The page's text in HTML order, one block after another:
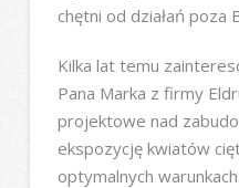
chętni od działań poza
Kilka lat temu
Pana Marka z firmy
projektowe nad
ekspozycję kwiatów
optymalnych